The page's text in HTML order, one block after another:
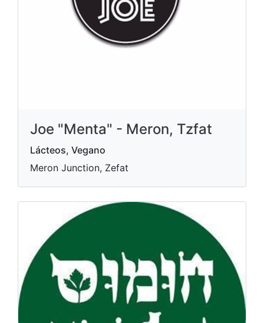
Joe "Menta" - Meron, Tzfat
Lácteos, Vegano
Meron Junction, Zefat